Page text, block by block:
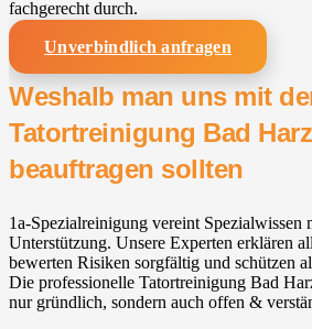
fachgerecht durch.
Unverbindlich anfragen
Weshalb man uns mit
Tatortreinigung Bad
beauftragen sollten
1a-Spezialreinigung vereint Spezialwissen
Unterstützung. Unsere Experten erklären
bewerten Risiken sorgfältig und schützen
Die professionelle Tatortreinigung Bad
nur gründlich, sondern auch offen &